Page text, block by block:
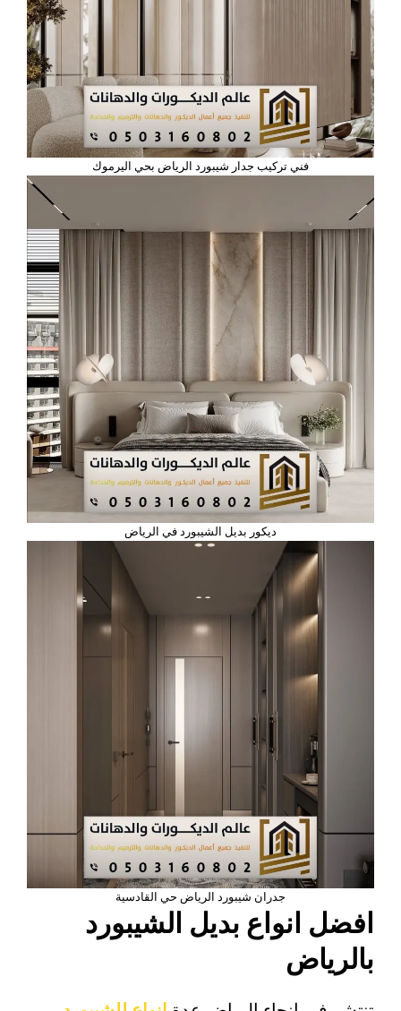
فني تركيب جدار شيبورد الرياض بحي اليرموك
ديكور بديل الشيبورد في الرياض
جدران شيبورد الرياض حي القادسية
افضل انواع بديل الشيبورد
بالرياض